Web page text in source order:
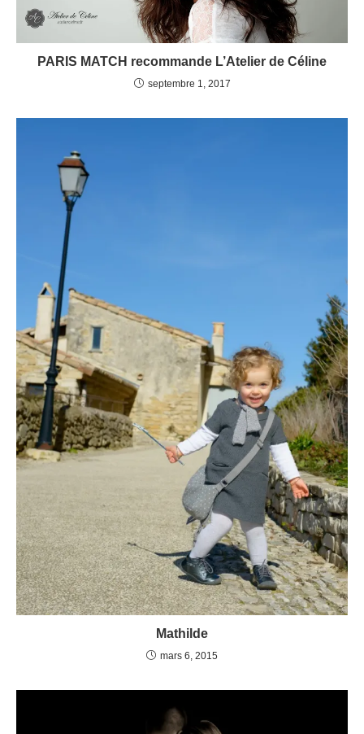
PARIS MATCH recommande L’Atelier de Céline
septembre 1, 2017
Mathilde
mars 6, 2015